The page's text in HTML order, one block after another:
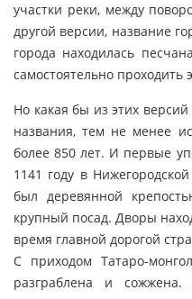
участки реки, между
другой версии, название
города находилась
самостоятельно проходить
Но какая бы из этих
названия, тем не менее
более 850 лет. И первые
1141 году в
был деревянной
крупный посад. Дворы
время главной дорогой
С приходом Татаро-
разграблена и